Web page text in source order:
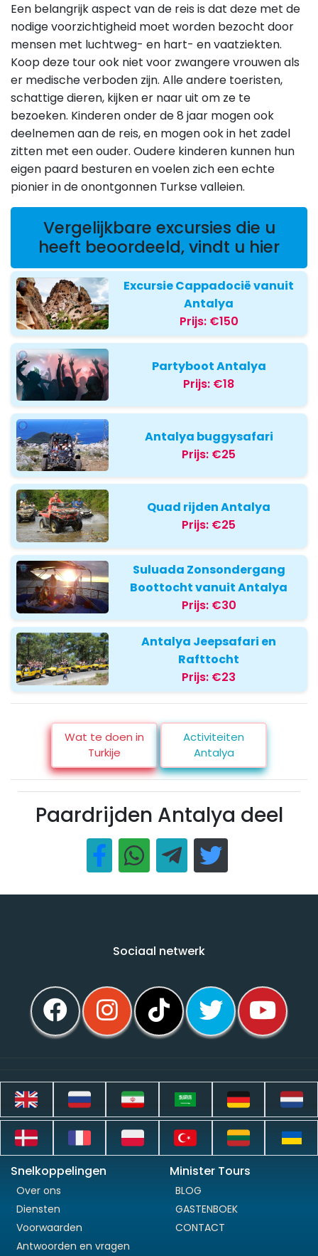
Een belangrijk aspect van de reis is dat deze met de
nodige voorzichtigheid moet worden bezocht door
mensen met luchtweg- en hart- en vaatziekten.
Koop deze tour ook niet voor zwangere vrouwen als
er medische verboden zijn. Alle andere toeristen,
schattige dieren, kijken er naar uit om ze te
bezoeken. Kinderen onder de 8 jaar mogen ook
deelnemen aan de reis, en mogen ook in het zadel
zitten met een ouder. Oudere kinderen kunnen hun
eigen paard besturen en voelen zich een echte
pionier in de onontgonnen Turkse valleien.
Vergelijkbare excursies die u
heeft beoordeeld, vindt u hier
Excursie Cappadocië vanuit
Antalya
Prijs: €150
Partyboot Antalya
Prijs: €18
Antalya buggysafari
Prijs: €25
Quad rijden Antalya
Prijs: €25
Suluada Zonsondergang
Boottocht vanuit Antalya
Prijs: €30
Antalya Jeepsafari en
Rafttocht
Prijs: €23
Wat te doen in
Turkije
Activiteiten
Antalya
Paardrijden Antalya deel
Sociaal netwerk
Snelkoppelingen
Over ons
Diensten
Voorwaarden
Antwoorden en vragen
Minister Tours
BLOG
GASTENBOEK
CONTACT